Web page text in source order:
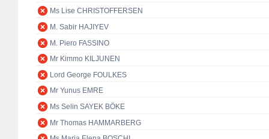
Ms Lise CHRISTOFFERSEN
M. Sabir HAJIYEV
M. Piero FASSINO
Mr Kimmo KILJUNEN
Lord George FOULKES
Mr Yunus EMRE
Ms Selin SAYEK BÖKE
Mr Thomas HAMMARBERG